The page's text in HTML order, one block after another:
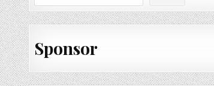
Sponsor